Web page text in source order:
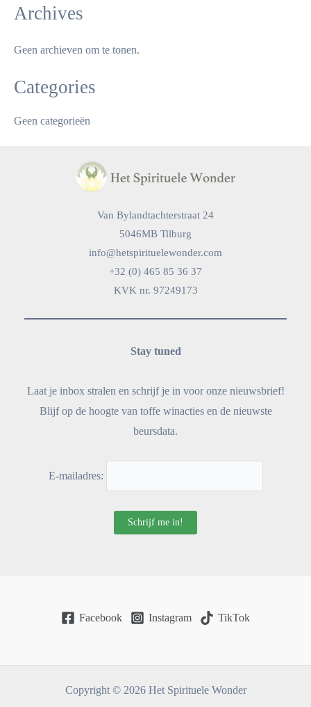
Archives
Geen archieven om te tonen.
Categories
Geen categorieën
Van Bylandtachterstraat 24
5046MB Tilburg
info@hetspirituelewonder.com
+32 (0) 465 85 36 37
KVK nr. 97249173
Stay tuned
Laat je inbox stralen en schrijf je in voor onze nieuwsbrief!
Blijf op de hoogte van toffe winacties en de nieuwste
beursdata.
E-mailadres:
Facebook Instagram TikTok
Copyright © 2026 Het Spirituele Wonder